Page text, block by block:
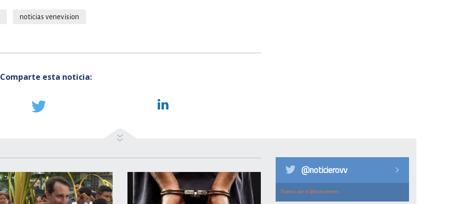
noticias venevision
Comparte esta noticia:
@noticierovv
Tweets por el @noticierovv.